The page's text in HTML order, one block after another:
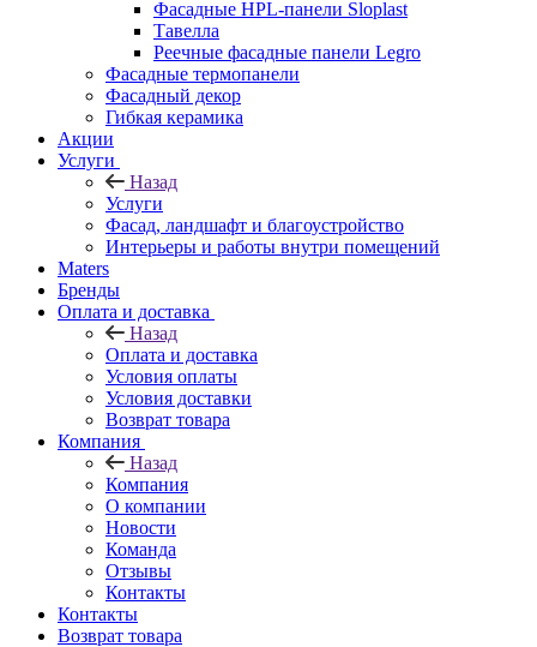
Фасадные HPL-панели Sloplast
Тавелла
Реечные фасадные панели Legro
Фасадные термопанели
Фасадный декор
Гибкая керамика
Акции
Услуги
Назад
Услуги
Фасад, ландшафт и благоустройство
Интерьеры и работы внутри помещений
Maters
Бренды
Оплата и доставка
Назад
Оплата и доставка
Условия оплаты
Условия доставки
Возврат товара
Компания
Назад
Компания
О компании
Новости
Команда
Отзывы
Контакты
Контакты
Возврат товара